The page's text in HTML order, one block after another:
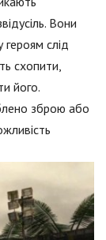
Вони
слід
схопити,
його.
зброю або